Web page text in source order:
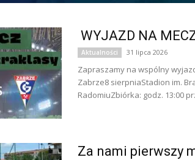
WYJAZD NA
Aktualności 31 lipca 2026
Zapraszamy na wspólny
Zabrze8 sierpniaStadion im.
RadomiuZbiórka: godz. 13:00
Za nami pierwszy